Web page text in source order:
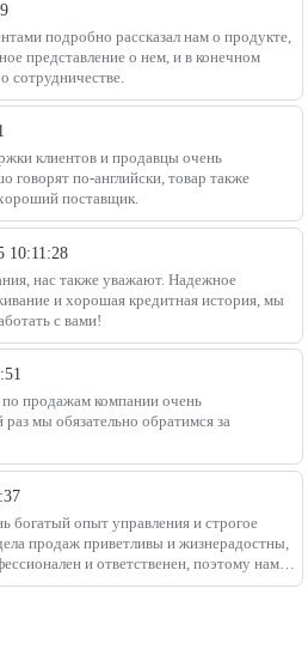
подробно рассказал нам о продукте,
представление о нем, и в конечном
сотрудничестве.
клиентов и продавцы очень
говорят по-английски, товар также
поставщик.
10:11:28
нас также уважают. Надежное
и хорошая кредитная история, мы
с вами!
продажам компании очень
мы обязательно обратимся за
богатый опыт управления и строгое
продаж приветливы и жизнерадостны,
и ответственен, поэтому нам
это хороший производитель.